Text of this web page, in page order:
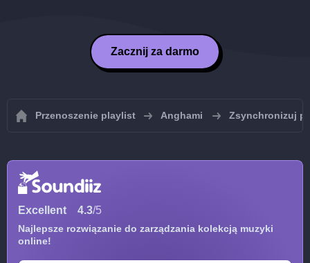
Zacznij za darmo
Przenoszenie playlist Anghami Zsynchronizuj
Excellent 4.3/5
Najlepsze rozwiązanie do zarządzania kolekcją muzyki
online!